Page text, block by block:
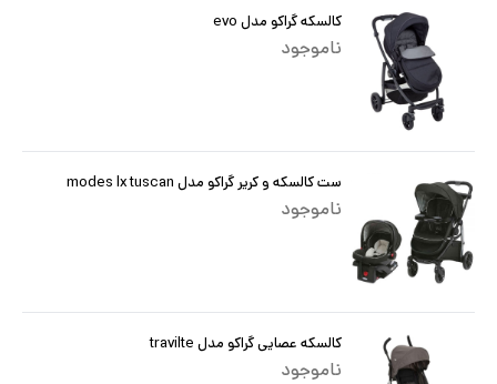
کالسکه گراکو مدل evo
ناموجود
ست کالسکه و کریر گراکو مدل modes lx tuscan
ناموجود
کالسکه عصایی گراکو مدل travilte
ناموجود